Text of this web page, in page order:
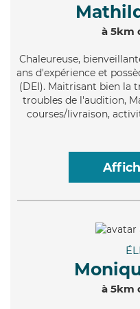
à 5km
Chaleureuse,
ans d'expérience et
(DEI). Maitrisant bien la
troubles de l'audition,
courses/livraison,
à 5km